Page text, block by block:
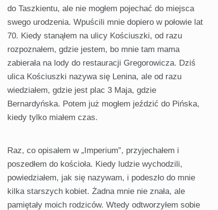
do Taszkientu, ale nie mogłem pojechać do miejsca
swego urodzenia. Wpuścili mnie dopiero w połowie lat
70. Kiedy stanąłem na ulicy Kościuszki, od razu
rozpoznałem, gdzie jestem, bo mnie tam mama
zabierała na lody do restauracji Gregorowicza. Dziś
ulica Kościuszki nazywa się Lenina, ale od razu
wiedziałem, gdzie jest plac 3 Maja, gdzie
Bernardyńska. Potem już mogłem jeździć do Pińska,
kiedy tylko miałem czas.
Raz, co opisałem w „Imperium”, przyjechałem i
poszedłem do kościoła. Kiedy ludzie wychodzili,
powiedziałem, jak się nazywam, i podeszło do mnie
kilka starszych kobiet. Żadna mnie nie znała, ale
pamiętały moich rodziców. Wtedy odtworzyłem sobie